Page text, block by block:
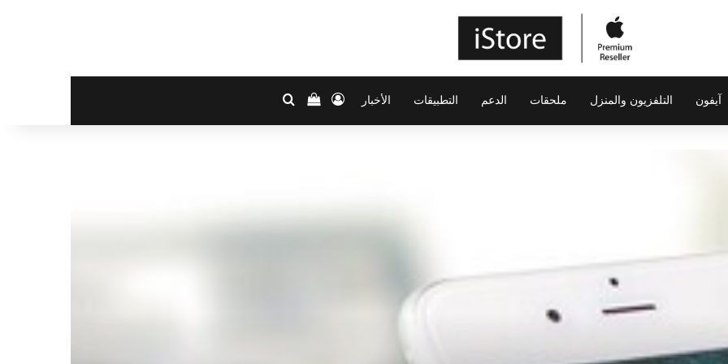
آيفون التلفزيون والمنزل ملحقات الدعم التطبيقات الأخبار تسجيل الدخول
إستعراض سلة التسوق
بحث عن